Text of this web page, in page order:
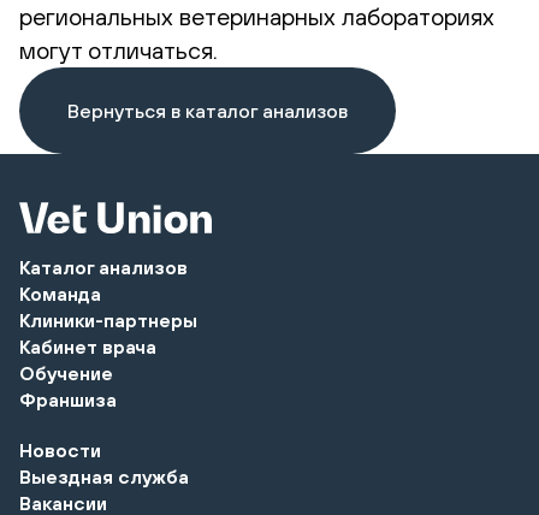
региональных ветеринарных лабораториях
могут отличаться.
Вернуться в каталог анализов
Каталог анализов
Команда
Клиники-партнеры
Кабинет врача
Обучение
Франшиза
Новости
Выездная служба
Вакансии